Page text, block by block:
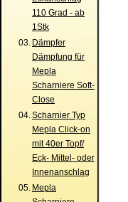
110 Grad - ab
1Stk
03. Dämpfer
Dämpfung für
Mepla
Scharniere Soft-
Close
04.Scharnier Typ
Mepla Click-on
mit 40er Topf/
Eck- Mittel- oder
Innenanschlag
05. Mepla